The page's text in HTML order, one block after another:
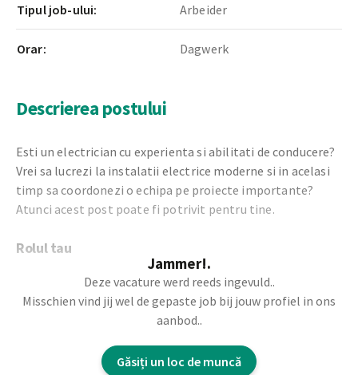
Tipul job-ului: Arbeider
Orar: Dagwerk
Descrierea postului
Esti un electrician cu experienta si abilitati de conducere?
Vrei sa lucrezi la instalatii electrice moderne si in acelasi
timp sa coordonezi o echipa pe proiecte importante?
Atunci acest post poate fi potrivit pentru tine.
Rolul tau
Ca electrician sef de echipa vei fi responsabil de
coordonarea lucrarilor pe santier si de conducerea unei
echipe de electricieni. Vei urmari planificarea lucrarilor si
vei participa activ la realizarea instalatiilor electrice de
Jammer!.
Deze vacature werd reeds ingevuld..
Misschien vind jij wel de gepaste job bij jouw profiel in ons
aanbod..
Găsiți un loc de muncă